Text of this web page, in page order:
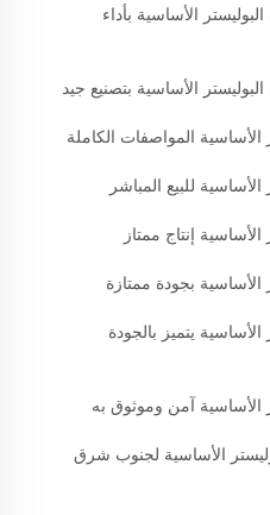
الأساسية بأداء
الأساسية بتصنيع جيد
الأساسية المواصفات الكاملة
للبيع المباشر
إنتاج ممتاز
الأساسية بجودة ممتازة
يتميز بالجودة
الأساسية آمن وموثوق به
الأساسية لجنوب شرق